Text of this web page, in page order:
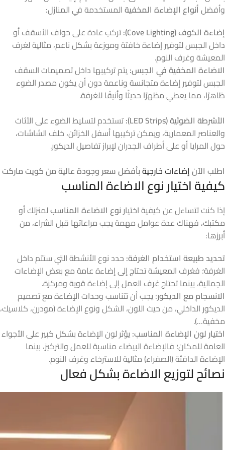
وأفضلأنواع الإضاءة المخفيةالمستخدمة في المنازل:
إضاءة الكوف (Cove Lighting):
تركب عادة على حواف الأسقف أو
داخل الجبس لتوفير إضاءة خافتة وموزعة بشكل ناعم، مثالية لغرف
المعيشة وغرف النوم.
الاضاءة المخفية في الجبس:يتم تركيبها داخل تصميمات السقف
الجبس لتوفير إضاءة متجانسة وناعمة دون أن يكون مصدر الضوء
ظاهرًا، مما يعطي مظهرًا حديثًا وأنيقًا للغرفة.
الأشرطة الضوئية (LED Strips):
تستخدم لتسليط الضوء على الأثاث
والعناصر المعمارية، ويمكن تركيبها أسفل الخزائن، خلف الشاشات،
حول المرايا أو على أطراف الجدران لإبراز تفاصيل الديكور.
اطلب الآنإضاءات خارجيةبأفضل سعر وجودة عالية من كويت ماركت
كيفية اختيار نوع الاضاءة المناسب
إذا كنت تتساءل عن كيفية اختيارنوع الاضاءة المناسبلمنزلك أو
مكتبك، فهناك عدة عوامل مهمة يجب مراعاتها قبل الشراء، من
أبرزها:
تحديد طبيعة استخدام الغرفة: حدد نوع الأنشطة التي ستتم داخل
الغرفة؛ فغرف المعيشة تحتاج إلى إضاءة عامة مع بعض الإضاءات
الجمالية، بينما تحتاج غرف العمل إلى إضاءة قوية ومركزة.
الانسجام مع الديكور:يجب أن تتناسب وحدات الإضاءة مع تصميم
الديكور الداخلي، من حيث اللون، الشكل ونوع الإضاءة (مودرن، كلاسيك،
مخفية…).
اختيار لون الإضاءة المناسب:يؤثر لون الإضاءة بشكل كبير على الأجواء
العامة للمكان؛ فالإضاءة البيضاء مناسبة للعمل والتركيز، بينما
الإضاءة الدافئة (الصفراء) مثالية للاسترخاء وغرف النوم.
نصائح لتوزيع الاضاءة بشكل فعال